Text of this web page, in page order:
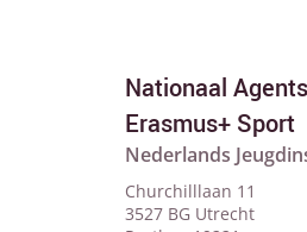
Nationaal
Erasmus+ Sport
Nederlands
Churchilllaan 11
3527 BG Utrecht